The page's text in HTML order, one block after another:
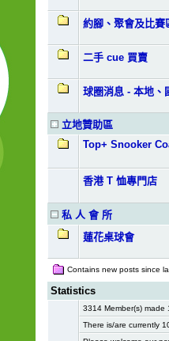
約腳、聚會及比賽
二手 cue 買賣
球圈消息 - 本地、
立地贊助區
Top+ Snooker
香港 T 恤專門店
私 人 會 所
蓮花桌球會
Contains new posts since
Statistics
3314 Member(s) made
There is/are currently